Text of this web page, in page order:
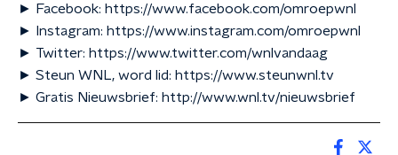
► Facebook: https://www.facebook.com/omroepwnl
► Instagram: https://www.instagram.com/omroepwnl
► Twitter: https://www.twitter.com/wnlvandaag
► Steun WNL, word lid: https://www.steunwnl.tv
► Gratis Nieuwsbrief: http://www.wnl.tv/nieuwsbrief